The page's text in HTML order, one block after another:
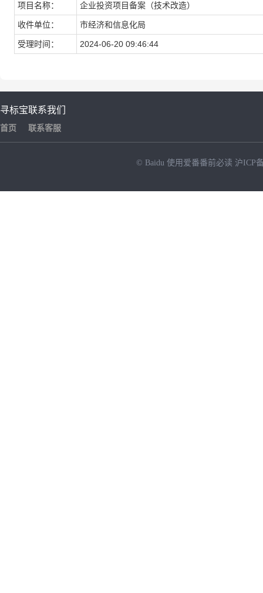
项目名称： 企业投资项目备案（技术改造）
收件单位： 市经济和信息化局
受理时间： 2024-06-20 09:46:44
寻标宝
首页
联系我们
联系客服
© Baidu 使用爱番番前必读 沪ICP